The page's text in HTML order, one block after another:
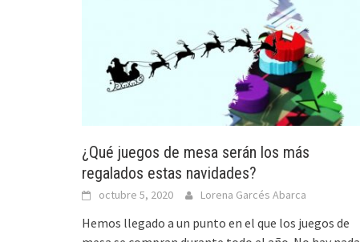
¿Qué juegos de mesa serán los más
regalados estas navidades?
octubre 5, 2020 Lorena Garcés Abarca
Hemos llegado a un punto en el que los juegos de